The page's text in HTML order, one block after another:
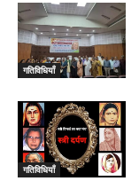
गतिविधियाँ
गतिविधियाँ